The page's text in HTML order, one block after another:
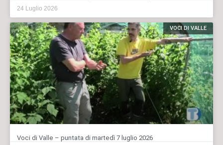
24 Luglio 2026
VOCI DI VALLE
Voci di Valle – puntata di martedì 7 luglio 2026